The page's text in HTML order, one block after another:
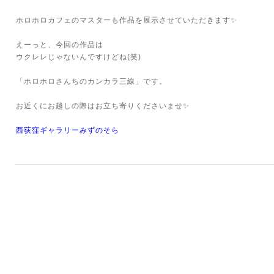
ホロホロカフェのマスターも作品を展示させていただきます✨
えーっと、今回の作品は
ウクレレじゃないんですけどね(笑)
「ホロホロさんちのカンカラ三線」です。
お近くにお越しの際はお立ち寄りくださいませ✨
西荻窪ギャラリーみずのそら